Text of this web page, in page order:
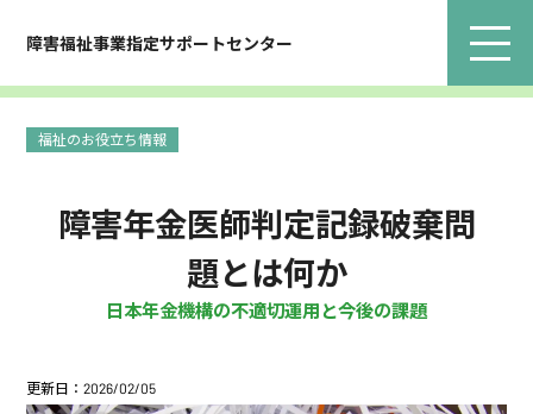
障害福祉事業指定サポートセンター
福祉のお役立ち情報
日本年金機構の不適切運用と今後の課題
障害年金医師判定記録破棄問
題とは何か
更新日：2026/02/05